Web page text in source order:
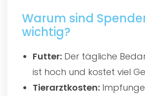
Warum sind
wichtig?
Futter: Der tägliche
ist hoch und kostet viel
Tierarztkosten: